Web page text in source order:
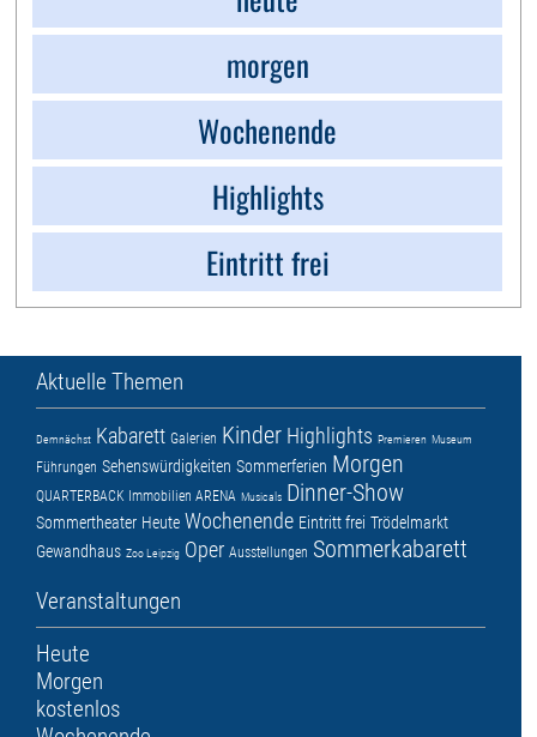
morgen
Wochenende
Highlights
Eintritt frei
Aktuelle Themen
Demnächst Kabarett Galerien Kinder Highlights Premieren Museum
Führungen Sehenswürdigkeiten Sommerferien Morgen
QUARTERBACK Immobilien ARENA Musicals Dinner-Show
Sommertheater Heute Wochenende Eintritt frei Trödelmarkt
Gewandhaus Zoo Leipzig Oper Ausstellungen Sommerkabarett
Veranstaltungen
Heute
Morgen
kostenlos